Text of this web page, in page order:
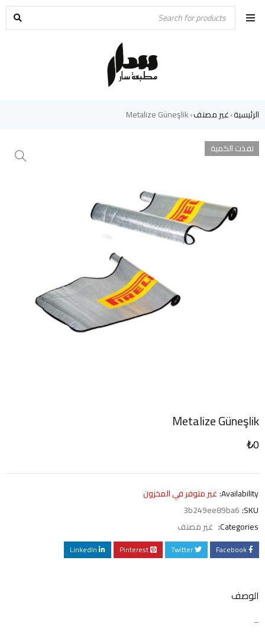
الرئيسية›غير مصنف›
Metalize Güneşlik
نفذت الكمية
Metalize Güneşlik
₺0
Availability: غير متوفر في المخزون
SKU:
3b249ee89ba6
Categories: غير مصنف
Facebook
Twitter
Pinterest
LinkedIn
الوصف
–